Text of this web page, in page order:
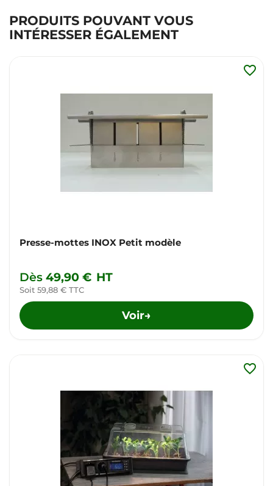
PRODUITS POUVANT VOUS
INTÉRESSER ÉGALEMENT
Presse-mottes INOX Petit modèle
Dès 49,90 € HT
Soit 59,88 € TTC
Voir→
favorite_border
favorite_border